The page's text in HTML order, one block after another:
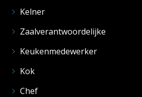
Kelner
Zaalverantwoordelijke
Keukenmedewerker
Kok
Chef